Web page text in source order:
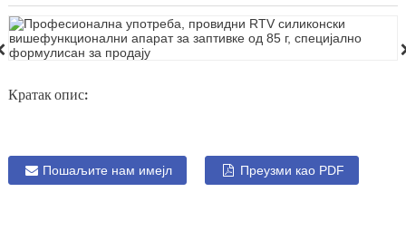
Кратак опис:
Пошаљите нам имејл Преузми као PDF